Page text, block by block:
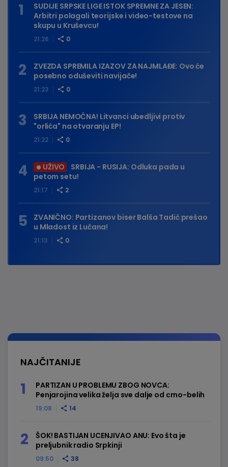
21:26 0
SUDIJE SRPSKE LIGE ISTOK SPREMNE ZA JESEN:
Arbitri polagali teorijske i video-testove na
skupu u Kruševcu!
21:23 0
ZVEZDA SPREMILA IZAZOV ZA NAJMLAĐE: Ovo će
posebno oduševiti navijače!
21:22 0
SRBIJA NEMOĆNA! Litvanci ubedljivi protiv
"orlića" na otvaranju EP!
21:17 2
UŽIVO
SRBIJA - RUSIJA: Odluka pada u
petom setu!
21:13 0
ZVANIČNO: Partizanov biser Balša Tadić prešao
u Mladost iz Lučana!
NAJČITANIJE
19:08 14
PARTIZAN U PROBLEMU ZBOG NOVCA:
Penjarojina velika želja sve dalje od crno-belih
09:50 38
ŠOK! BASTIJAN UCENJIVAO ANU: Evo šta je
preljubnik radio Srpkinji